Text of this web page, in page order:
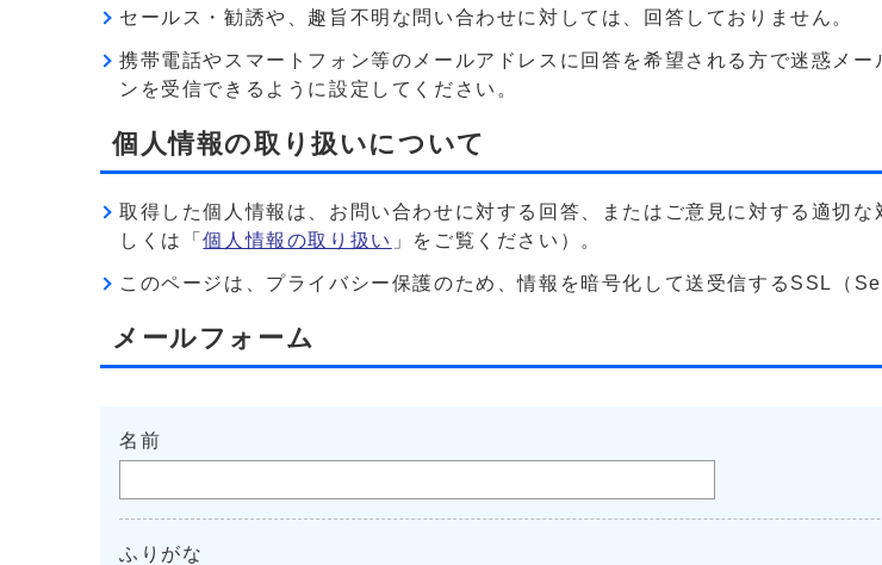
セールス・勧誘や、趣旨不明な問い合わせに対しては、回答しておりません。
携帯電話やスマートフォン等のメールアドレスに回答を希望される方で迷惑メ
ンを受信できるように設定してください。
個人情報の取り扱いについて
取得した個人情報は、お問い合わせに対する回答、またはご意見に対する適切
しくは「個人情報の取り扱い 」をご覧ください）。
このページは、プライバシー保護のため、情報を暗号化して送受信するSSL（
メールフォーム
名前
ふりがな